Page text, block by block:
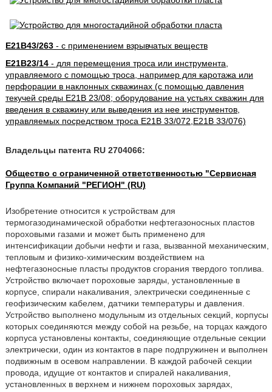
E21B43/263- с применением взрывчатых веществ
E21B23/14- для перемещения троса или инструмента,
управляемого с помощью троса, например для каротажа или
перфорации в наклонных скважинах (с помощью давления
текучей среды E21B 23/08; оборудование на устьях скважин для
введения в скважину или выведения из нее инструментов,
управляемых посредством троса E21B 33/072,E21B 33/076)
Владельцы патента RU 2704066:
Общество с ограниченной ответственностью "Сервисная
Группа Компаний "РЕГИОН" (RU)
Изобретение относится к устройствам для
термогазодинамической обработки нефтегазоносных пластов
пороховыми газами и может быть применено для
интенсификации добычи нефти и газа, вызванной механическим,
тепловым и физико-химическим воздействием на
нефтегазоносные пласты продуктов сгорания твердого топлива.
Устройство включает пороховые заряды, установленные в
корпусе, спирали накаливания, электрически соединенные с
геофизическим кабелем, датчики температуры и давления.
Устройство выполнено модульным из отдельных секций, корпусы
которых соединяются между собой на резьбе, на торцах каждого
корпуса установлены контакты, соединяющие отдельные секции
электрически, один из контактов в паре подпружинен и выполнен
подвижным в осевом направлении. В каждой рабочей секции
провода, идущие от контактов и спиралей накаливания,
установленных в верхнем и нижнем пороховых зарядах,